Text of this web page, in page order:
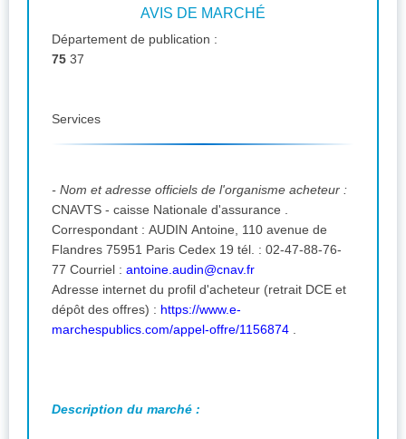
AVIS DE MARCHÉ
Département de publication :
75 37
Services
- Nom et adresse officiels de l'organisme acheteur :
CNAVTS - caisse Nationale d'assurance .
Correspondant : AUDIN Antoine, 110 avenue de
Flandres 75951 Paris Cedex 19 tél. : 02-47-88-76-
77 Courriel : antoine.audin@cnav.fr
Adresse internet du profil d'acheteur (retrait DCE et
dépôt des offres) : https://www.e-
marchespublics.com/appel-offre/1156874
Description du marché :